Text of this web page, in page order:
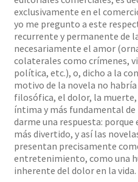
exclusivamente en el
yo me pregunto a este
recurrente y permanente de
necesariamente el amor
colaterales como crímenes,
política, etc.), o, dicho a la
motivo de la novela no
filosófica, el dolor, la muerte,
íntima y más fundamental de
darme una respuesta:
más divertido, y así las
presentan precisamente
entretenimiento, como una
inherente del dolor en la vida.